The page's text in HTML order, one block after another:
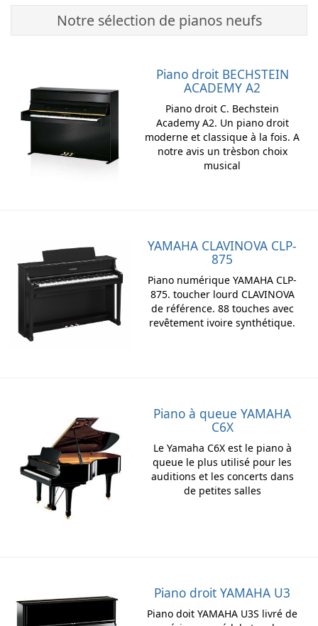
Notre sélection de pianos neufs
Piano droit BECHSTEIN
ACADEMY A2
Piano droit C. Bechstein
Academy A2. Un piano droit
moderne et classique à la fois. A
notre avis un trèsbon choix
musical
YAMAHA CLAVINOVA CLP-
875
Piano numérique YAMAHA CLP-
875. toucher lourd CLAVINOVA
de référence. 88 touches avec
revêtement ivoire synthétique.
Piano à queue YAMAHA
C6X
Le Yamaha C6X est le piano à
queue le plus utilisé pour les
auditions et les concerts dans
de petites salles
Piano droit YAMAHA U3
Piano doit YAMAHA U3S livré de